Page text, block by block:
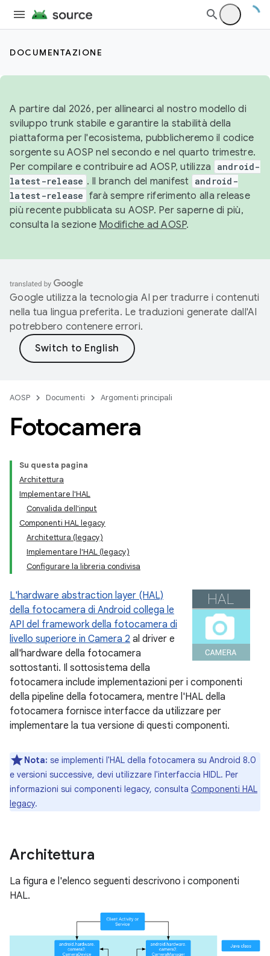
DOCUMENTAZIONE
A partire dal 2026, per allinearci al nostro modello di
sviluppo trunk stabile e garantire la stabilità della
piattaforma per l'ecosistema, pubblicheremo il codice
sorgente su AOSP nel secondo e nel quarto trimestre.
Per compilare e contribuire ad AOSP, utilizza
android-
latest-release . Il branch del manifest android-
latest-release farà sempre riferimento alla release
più recente pubblicata su AOSP. Per saperne di più,
consulta la sezione Modifiche ad AOSP.
Google utilizza la tecnologia AI per tradurre i contenuti
nella tua lingua preferita. Le traduzioni generate dall'AI
potrebbero contenere errori.
AOSP Documenti Argomenti principali
Fotocamera
Su questa pagina
Architettura
Implementare l'HAL
Convalida dell'input
Componenti HAL legacy
Architettura (legacy)
Implementare l'HAL (legacy)
Configurare la libreria condivisa
L'hardware abstraction layer (HAL)
della fotocamera di Android collega le
API del framework della fotocamera di
livello superiore in Camera 2 al driver e
all'hardware della fotocamera
sottostanti. Il sottosistema della
fotocamera include implementazioni per i componenti
della pipeline della fotocamera, mentre l'HAL della
fotocamera fornisce interfacce da utilizzare per
implementare la tua versione di questi componenti.
Nota: se implementi l'HAL della fotocamera su Android 8.0
e versioni successive, devi utilizzare l'interfaccia HIDL. Per
informazioni sui componenti legacy, consulta Componenti HAL
legacy.
Architettura
La figura e l'elenco seguenti descrivono i componenti
HAL.